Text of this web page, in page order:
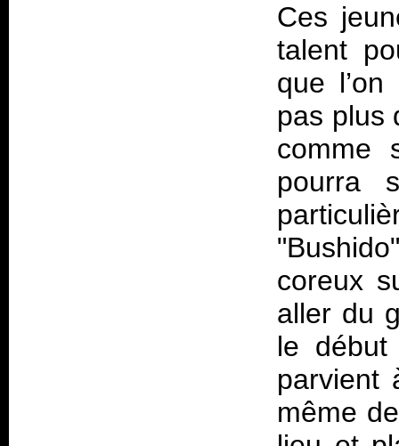
Ces
talent
que
pas plus
comme
pourra
coreux
aller du
le
parvient
même